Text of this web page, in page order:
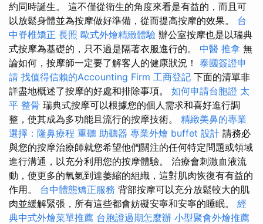
約同時誕生。 這不僅從衛生的角度來看是有益的，而且可
以放鬆身體並為按摩做好準備，從而提高按摩的效果。 台
中脊椎矯正 長照 歐式外燴精緻體驗 辦公室按摩也是以瑞典
式按摩為基礎的，只不過是隔著衣服進行的。 中醫 推拿 無
論如何，按摩師一定要了解客人的健康狀況！ 泰國簽證申
請 找值得信賴的Accounting Firm 工商登記 下面的清單非
詳盡地概述了按摩的好處和排除事項。 如何申請台胞證 太
平 整骨 瑞典式按摩可以根據您的個人需求和喜好進行調
整，使其成為多功能且流行的按摩技術。 精緻美鼻的專業
選擇：隆鼻療程 重聽 助聽器 專業外燴 buffet 設計 請務必
與您的按摩治療師就您希望他們關注的任何特定問題或領域
進行溝通，以充分利用您的按摩體驗。 治療會刺激血液流
動，使更多的氧氣到達萎縮的組織，這對肌肉恢復有有益的
作用。 台中體態矯正服務 背部按摩可以充分放鬆較大的肌
肉並緩解緊張，所有這些都會妨礙安寧和安寧的睡眠。 經
典中式外燴菜單推薦 台胞證過期怎麼辦 小型聚會外燴推薦